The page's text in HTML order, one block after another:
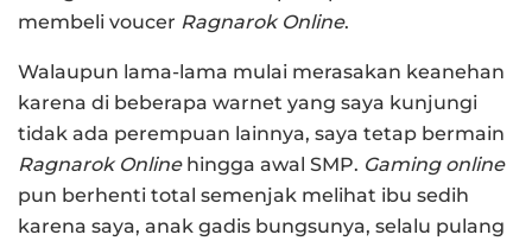
membeli voucer Ragnarok Online.
Walaupun lama-lama mulai merasakan keanehan
karena di beberapa warnet yang saya kunjungi
tidak ada perempuan lainnya, saya tetap bermain
Ragnarok Online hingga awal SMP. Gaming online
pun berhenti total semenjak melihat ibu sedih
karena saya, anak gadis bungsunya, selalu pulang